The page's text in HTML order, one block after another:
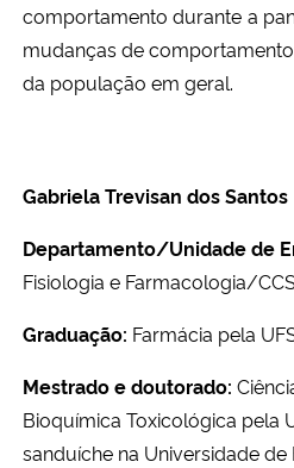
comportamento durante a
mudanças de
da população em geral.
Gabriela Trevisan dos Santos
Departamento/Unidade de
Fisiologia e Farmacologia/
Graduação: Farmácia pela
Mestrado e doutorado:
Bioquímica Toxicológica pela
sanduíche na Universidade de